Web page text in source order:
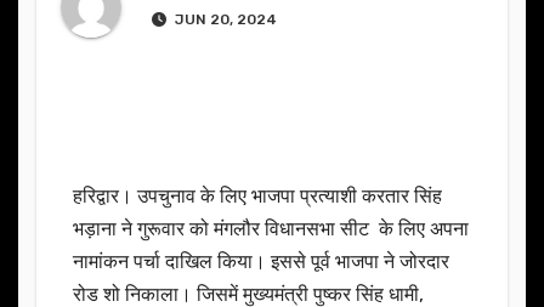
JUN 20, 2024
हरिद्वार। उपचुनाव के लिए भाजपा प्रत्याशी करतार सिंह
भड़ाना ने गुरूवार को मंगलौर विधानसभा सीट के लिए अपना
नामांकन पर्चा दाखिल किया। इससे पूर्व भाजपा ने जोरदार
रोड शो निकाला। जिसमें मुख्यमंत्री पुष्कर सिंह धामी,